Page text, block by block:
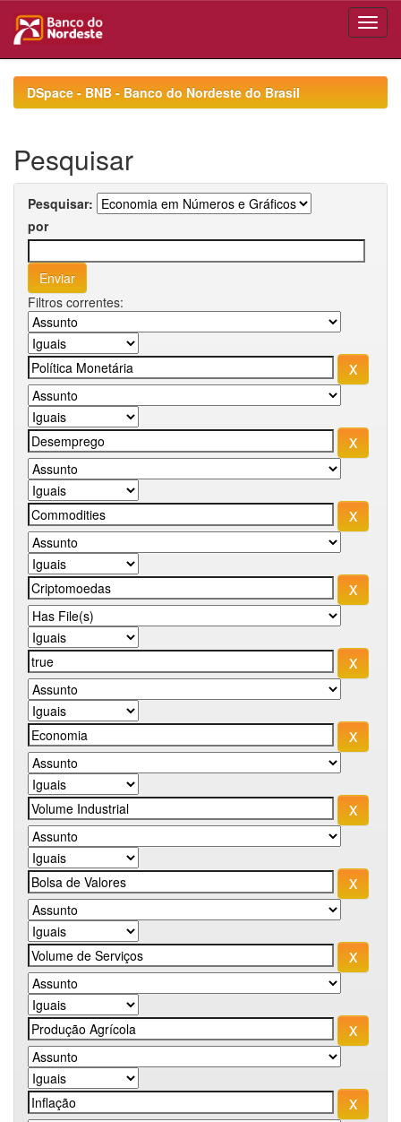
navigationDSpace - BNB - Banco do Nordeste do Brasil
Pesquisar
Pesquisar:
por
Filtros correntes: